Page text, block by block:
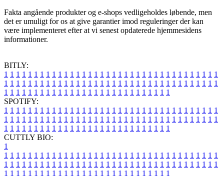
Fakta angående produkter og e-shops vedligeholdes løbende, men
det er umuligt for os at give garantier imod reguleringer der kan
være implementeret efter at vi senest opdaterede hjemmesidens
informationer.
BITLY:
1 1 1 1 1 1 1 1 1 1 1 1 1 1 1 1 1 1 1 1 1 1 1 1 1 1 1 1 1 1 1 1 1 1 1 1
1 1 1 1 1 1 1 1 1 1 1 1 1 1 1 1 1 1 1 1 1 1 1 1 1 1 1 1 1 1 1 1 1 1 1 1
1 1 1 1 1 1 1 1 1 1 1 1 1 1 1 1 1 1 1 1 1 1 1 1 1 1 1 1
SPOTIFY:
1 1 1 1 1 1 1 1 1 1 1 1 1 1 1 1 1 1 1 1 1 1 1 1 1 1 1 1 1 1 1 1 1 1 1 1
1 1 1 1 1 1 1 1 1 1 1 1 1 1 1 1 1 1 1 1 1 1 1 1 1 1 1 1 1 1 1 1 1 1 1 1
1 1 1 1 1 1 1 1 1 1 1 1 1 1 1 1 1 1 1 1 1 1 1 1 1 1 1 1
CUTTLY BIO:
1
1 1 1 1 1 1 1 1 1 1 1 1 1 1 1 1 1 1 1 1 1 1 1 1 1 1 1 1 1 1 1 1 1 1 1 1
1 1 1 1 1 1 1 1 1 1 1 1 1 1 1 1 1 1 1 1 1 1 1 1 1 1 1 1 1 1 1 1 1 1 1 1
1 1 1 1 1 1 1 1 1 1 1 1 1 1 1 1 1 1 1 1 1 1 1 1 1 1 1 1